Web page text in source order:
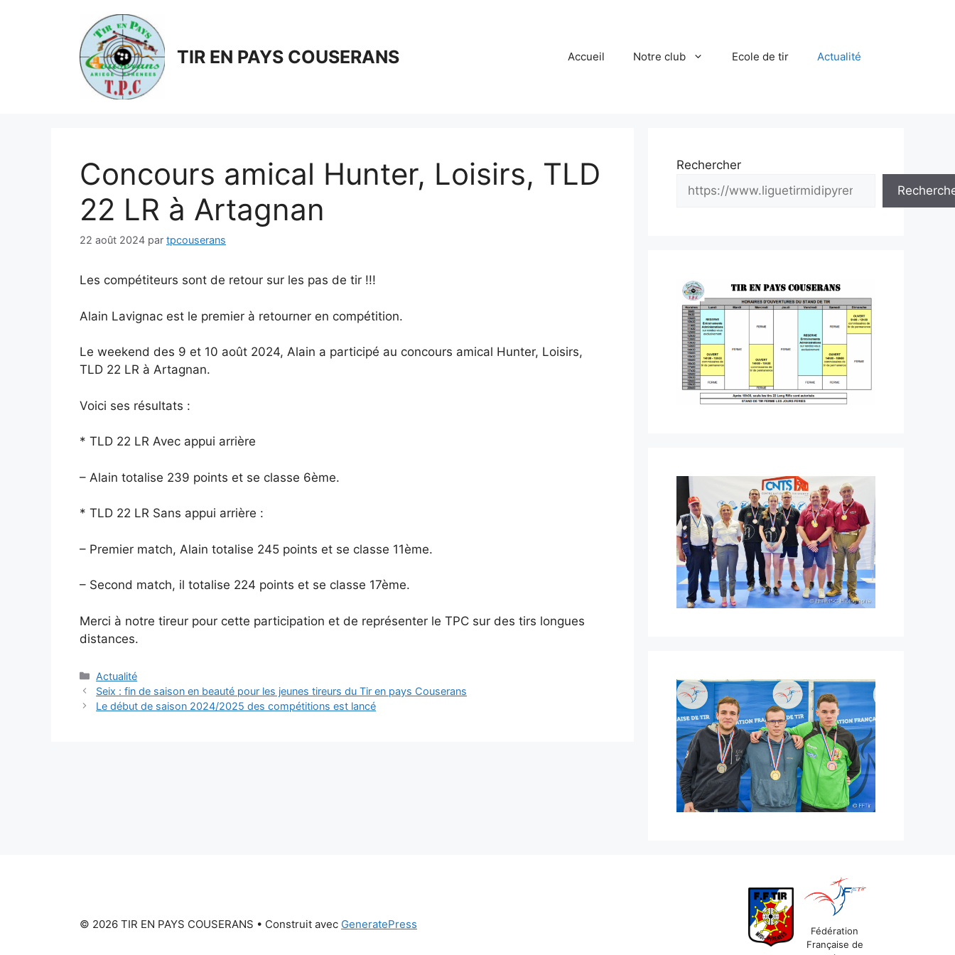
TIR EN PAYS COUSERANS Accueil Notre club Ecole de tir Actualité
Concours amical Hunter, Loisirs, TLD
22 LR à Artagnan
22 août 2024 par tpcouserans
Les compétiteurs sont de retour sur les pas de tir !!!
Alain Lavignac est le premier à retourner en compétition.
Le weekend des 9 et 10 août 2024, Alain a participé au concours amical Hunter, Loisirs,
TLD 22 LR à Artagnan.
Voici ses résultats :
* TLD 22 LR Avec appui arrière
– Alain totalise 239 points et se classe 6ème.
* TLD 22 LR Sans appui arrière :
– Premier match, Alain totalise 245 points et se classe 11ème.
– Second match, il totalise 224 points et se classe 17ème.
Merci à notre tireur pour cette participation et de représenter le TPC sur des tirs longues
distances.
Catégories
Actualité
Navigation
des
Seix : fin de saison en beauté pour les jeunes tireurs du Tir en pays Couserans
Le début de saison 2024/2025 des compétitions est lancé
Rechercher
Fédération
Française de
© 2026 TIR EN PAYS COUSERANS • Construit avec GeneratePress